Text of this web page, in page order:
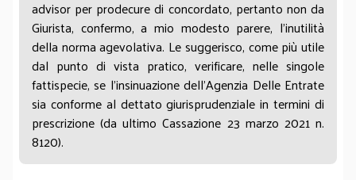
advisor per prodecure di concordato, pertanto non da
Giurista, confermo, a mio modesto parere, l'inutilità
della norma agevolativa. Le suggerisco, come più utile
dal punto di vista pratico, verificare, nelle singole
fattispecie, se l'insinuazione dell'Agenzia Delle Entrate
sia conforme al dettato giurisprudenziale in termini di
prescrizione (da ultimo Cassazione 23 marzo 2021 n.
8120).